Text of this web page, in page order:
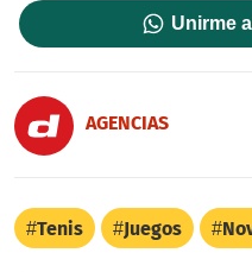
Unirme
AGENCIAS
Tenis Juegos